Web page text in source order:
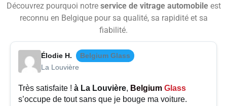
Découvrez pourquoi notre service de vitrage automobileest
reconnu en Belgique pour sa qualité, sa rapidité et sa
fiabilité.
Élodie H.
Belgium Glass
La Louvière
Très satisfaite ! à La Louvière, Belgium Glass
s’occupe de tout sans que je bouge ma voiture.